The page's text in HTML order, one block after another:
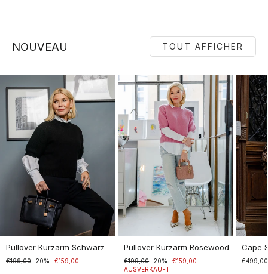
NOUVEAU TOUT AFFICHER
Pullover Kurzarm Schwarz
Normaler
€199,00
Sonderpreis20% €159,00
Pullover Kurzarm Rosewood
Normaler
Preis
€199,00
Sonderpreis20%
€159,00
AUSVERKAUFT
Cape
€499,00